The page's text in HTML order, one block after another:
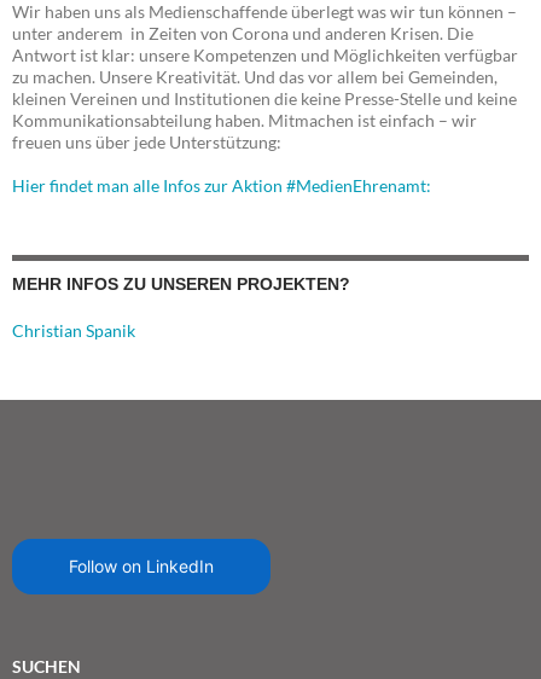
Wir haben uns als Medienschaffende überlegt was wir tun können –
unter anderem in Zeiten von Corona und anderen Krisen. Die
Antwort ist klar: unsere Kompetenzen und Möglichkeiten verfügbar
zu machen. Unsere Kreativität. Und das vor allem bei Gemeinden,
kleinen Vereinen und Institutionen die keine Presse-Stelle und keine
Kommunikationsabteilung haben. Mitmachen ist einfach – wir
freuen uns über jede Unterstützung:
Hier findet man alle Infos zur Aktion #MedienEhrenamt:
MEHR INFOS ZU UNSEREN PROJEKTEN?
Christian Spanik
Follow on LinkedIn
SUCHEN